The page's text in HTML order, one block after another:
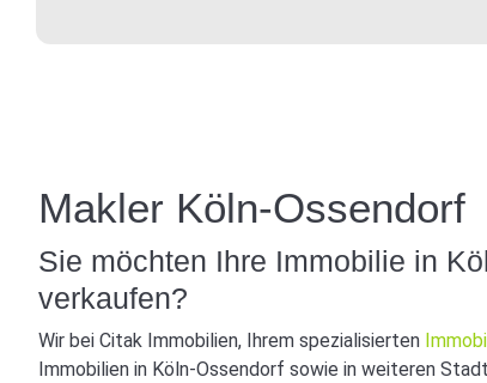
Makler Köln-Ossendorf
Sie möchten Ihre Immobilie in
verkaufen?
Wir bei Citak Immobilien, Ihrem spezialisierten
Immobilien in Köln-Ossendorf sowie in weiteren